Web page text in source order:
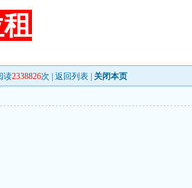
读2338826次 | 返回列表 关闭本页